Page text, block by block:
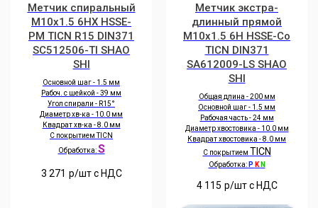
Метчик спиральный
M10x1.5 6HX HSSE-
PM TICN R15 DIN371
SC512506-TI SHAO
SHI
Основной шаг - 1.5 мм
Рабоч. с шейкой - 39 мм
Угол спирали - R15°
Диаметр хв-ка - 10.0 мм
Квадрат хв-ка - 8.0 мм
С покрытием TICN
Обработка:S
3 271 р/шт c НДС
Метчик экстра-
длинный прямой
M10x1.5 6H HSSE-Co
TICN DIN371
SA612009-LS SHAO
SHI
Общая длина - 200 мм
Основной шаг - 1.5 мм
Рабочая часть - 24 мм
Диаметр хвостовика - 10.0 мм
Квадрат хвостовика - 8.0 мм
С покрытием TICN
Обработка: P K N
4 115 р/шт c НДС